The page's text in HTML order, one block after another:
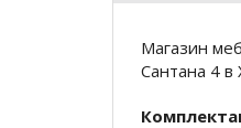
Магазин
Сантана 4